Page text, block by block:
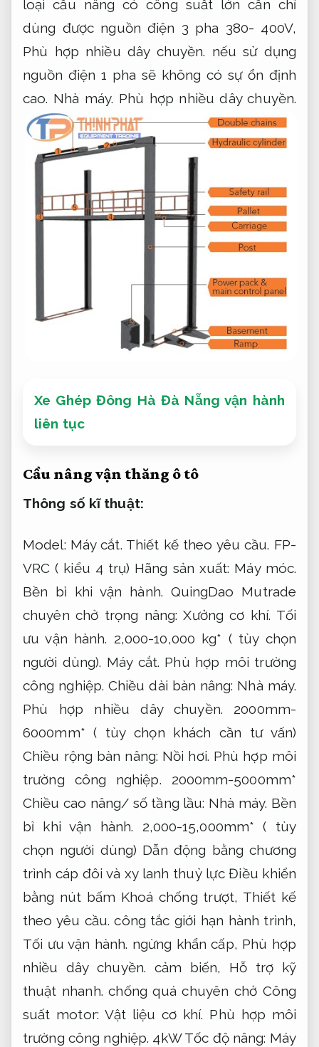
loại cầu nâng có công suất lớn cần chỉ
dùng được nguồn điện 3 pha 380- 400V,
Phù hợp nhiều dây chuyền. nếu sử dụng
nguồn điện 1 pha sẽ không có sự ổn định
cao. Nhà máy. Phù hợp nhiều dây chuyền.
Xe Ghép Đông Hà Đà Nẵng vận hành
liên tục
Cầu nâng vận thăng ô tô
Thông số kĩ thuật:
Model: Máy cắt. Thiết kế theo yêu cầu. FP-
VRC ( kiểu 4 trụ) Hãng sản xuất: Máy móc.
Bền bỉ khi vận hành. QuingDao Mutrade
chuyên chở trọng nâng:Xưởng cơ khí. Tối
ưu vận hành. 2,000-10,000 kg* ( tùy chọn
người dùng). Máy cắt. Phù hợp môi trường
công nghiệp. Chiều dài bàn nâng: Nhà máy.
Phù hợp nhiều dây chuyền. 2000mm-
6000mm* ( tùy chọn khách cần tư vấn)
Chiều rộng bàn nâng: Nồi hơi. Phù hợp môi
trường công nghiệp. 2000mm-5000mm*
Chiều cao nâng/ số tầng lầu: Nhà máy. Bền
bỉ khi vận hành. 2,000-15,000mm* ( tùy
chọn người dùng) Dẫn động bằng chương
trình cáp đôi và xy lanh thuỷ lực Điều khiển
bằng nút bấm Khoá chống trượt, Thiết kế
theo yêu cầu. công tắc giới hạn hành trình,
Tối ưu vận hành. ngừng khẩn cấp, Phù hợp
nhiều dây chuyền. cảm biến, Hỗ trợ kỹ
thuật nhanh. chống quá chuyên chở Công
suất motor: Vật liệu cơ khí. Phù hợp môi
trường công nghiệp. 4kW Tốc độ nâng: Máy